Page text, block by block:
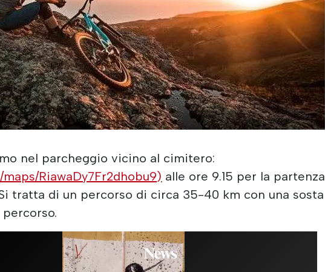
nel parcheggio vicino al cimitero:
RiawaDy7Fr2dhobu9) alle ore 9.15 per la partenza
tratta di un percorso di circa 35-40 km con una sosta